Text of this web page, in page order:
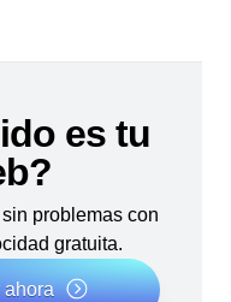
es tu
problemas con
gratuita.
ahora